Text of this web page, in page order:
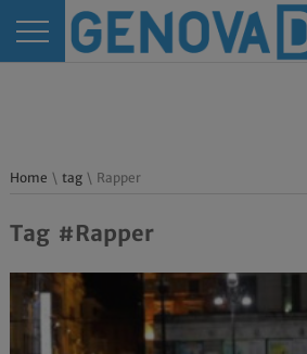
Home \ tag\ Rapper
Tag #Rapper